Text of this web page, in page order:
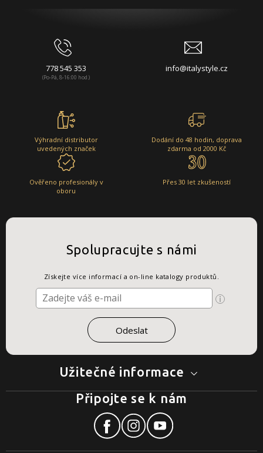
778 545 353
(Po-Pá, 8-16:00 hod.)
info@italystyle.cz
Výhradní distributor
uvedených značek
Dodání do 48 hodin, doprava
zdarma od 2000 Kč
Ověřeno profesionály v
oboru
Přes 30 let zkušeností
Užitečné informace
Spolupracujte s námi
Získejte více informací a on-line katalogy produktů.
Připojte se k nám